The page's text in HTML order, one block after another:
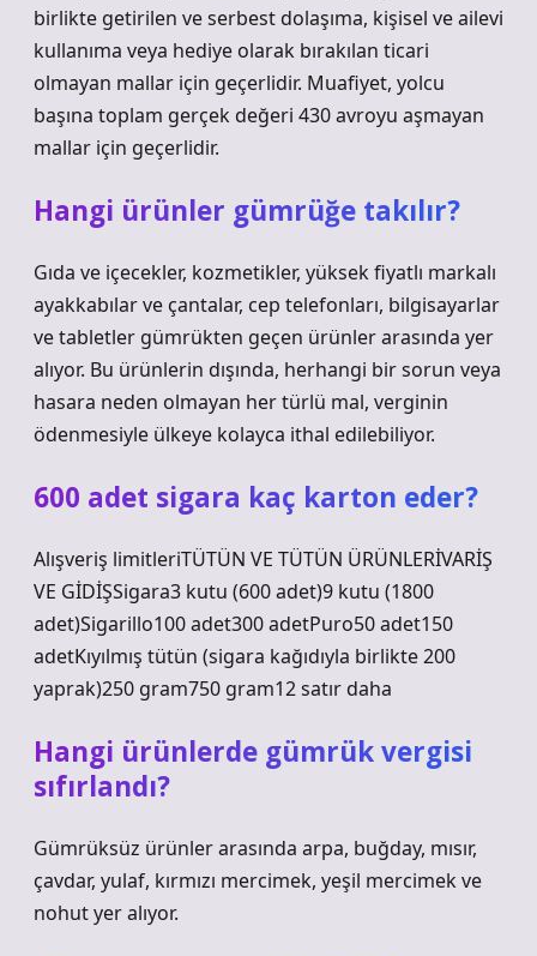
birlikte getirilen ve serbest dolaşıma, kişisel ve ailevi
kullanıma veya hediye olarak bırakılan ticari
olmayan mallar için geçerlidir. Muafiyet, yolcu
başına toplam gerçek değeri 430 avroyu aşmayan
mallar için geçerlidir.
Hangi ürünler gümrüğe takılır?
Gıda ve içecekler, kozmetikler, yüksek fiyatlı markalı
ayakkabılar ve çantalar, cep telefonları, bilgisayarlar
ve tabletler gümrükten geçen ürünler arasında yer
alıyor. Bu ürünlerin dışında, herhangi bir sorun veya
hasara neden olmayan her türlü mal, verginin
ödenmesiyle ülkeye kolayca ithal edilebiliyor.
600 adet sigara kaç karton eder?
Alışveriş limitleriTÜTÜN VE TÜTÜN ÜRÜNLERİVARİŞ
VE GİDİŞSigara3 kutu (600 adet)9 kutu (1800
adet)Sigarillo100 adet300 adetPuro50 adet150
adetKıyılmış tütün (sigara kağıdıyla birlikte 200
yaprak)250 gram750 gram12 satır daha
Hangi ürünlerde gümrük vergisi
sıfırlandı?
Gümrüksüz ürünler arasında arpa, buğday, mısır,
çavdar, yulaf, kırmızı mercimek, yeşil mercimek ve
nohut yer alıyor.